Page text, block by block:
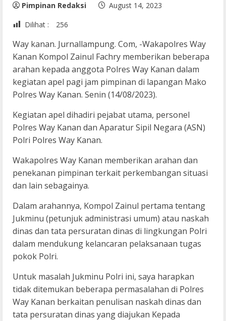
Pimpinan Redaksi
August 14, 2023
Dilihat :
256
Way kanan. Jurnallampung. Com, -Wakapolres Way
Kanan Kompol Zainul Fachry memberikan beberapa
arahan kepada anggota Polres Way Kanan dalam
kegiatan apel pagi jam pimpinan di lapangan Mako
Polres Way Kanan. Senin (14/08/2023).
Kegiatan apel dihadiri pejabat utama, personel
Polres Way Kanan dan Aparatur Sipil Negara (ASN)
Polri Polres Way Kanan.
Wakapolres Way Kanan memberikan arahan dan
penekanan pimpinan terkait perkembangan situasi
dan lain sebagainya.
Dalam arahannya, Kompol Zainul pertama tentang
Jukminu (petunjuk administrasi umum) atau naskah
dinas dan tata persuratan dinas di lingkungan Polri
dalam mendukung kelancaran pelaksanaan tugas
pokok Polri.
Untuk masalah Jukminu Polri ini, saya harapkan
tidak ditemukan beberapa permasalahan di Polres
Way Kanan berkaitan penulisan naskah dinas dan
tata persuratan dinas yang diajukan Kepada